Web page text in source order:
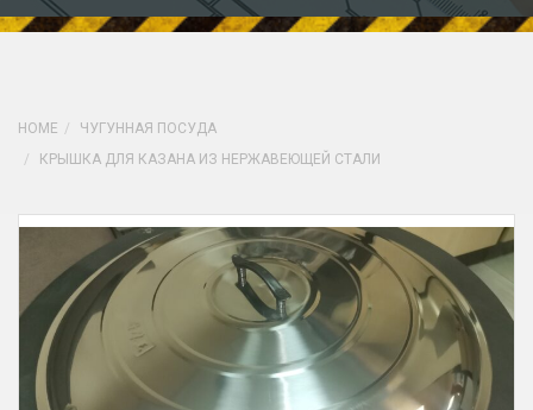
HOME
ЧУГУННАЯ ПОСУДА
КРЫШКА ДЛЯ КАЗАНА ИЗ НЕРЖАВЕЮЩЕЙ СТАЛИ